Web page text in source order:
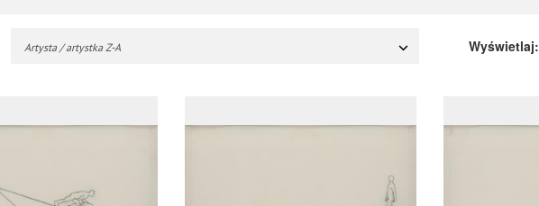
Artysta / artystka Z-A Wyświetlaj: